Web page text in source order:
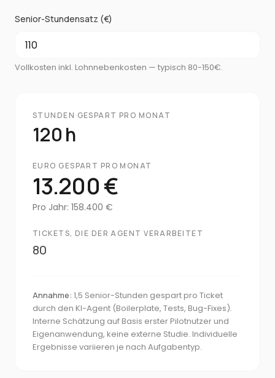
STUNDEN GESPART PRO MONAT
120h
EURO GESPART PRO MONAT
13.200 €
Pro Jahr: 158.400 €
TICKETS, DIE DER AGENT VERARBEITET
80
Annahme: 1,5 Senior-Stunden gespart pro Ticket
durch den KI-Agent (Boilerplate, Tests, Bug-Fixes).
Interne Schätzung auf Basis erster Pilotnutzer und
Eigenanwendung, keine externe Studie. Individuelle
Ergebnisse variieren je nach Aufgabentyp.
Senior-Stundensatz (€)
Vollkosten inkl. Lohnnebenkosten — typisch 80-150€.